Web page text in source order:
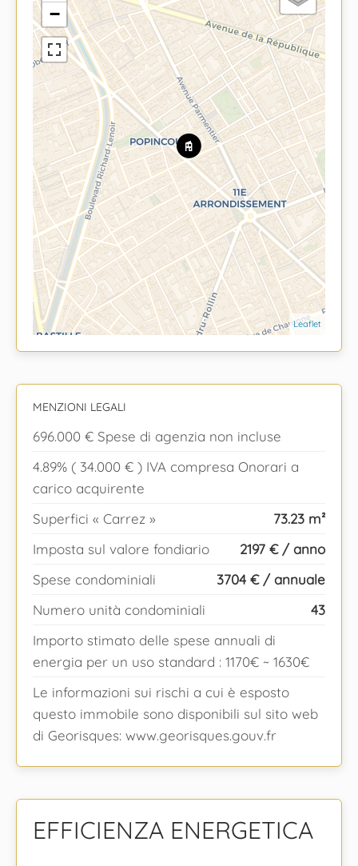
−
Leaflet
MENZIONI LEGALI
696.000 € Spese di agenzia non incluse
4.89% ( 34.000 € ) IVA compresa Onorari a
carico acquirente
Superfici « Carrez »
73.23 m²
Imposta sul valore fondiario
2197 € / anno
Spese condominiali
3704 € / annuale
Numero unità condominiali
43
Importo stimato delle spese annuali di
energia per un uso standard : 1170€ ~ 1630€
Le informazioni sui rischi a cui è esposto
questo immobile sono disponibili sul sito web
di Georisques: www.georisques.gouv.fr
EFFICIENZA ENERGETICA